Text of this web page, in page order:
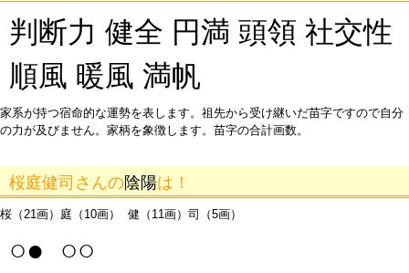
判断力 健全 円満 頭領 社交性
順風 暖風 満帆
家系が持つ宿命的な運勢を表します。祖先から受け継いだ苗字ですので自分
の力が及びません。家柄を象徴します。苗字の合計画数。
桜庭健司さんの陰陽は！
桜（21画）庭（10画） 健（11画）司（5画）
○● ○○